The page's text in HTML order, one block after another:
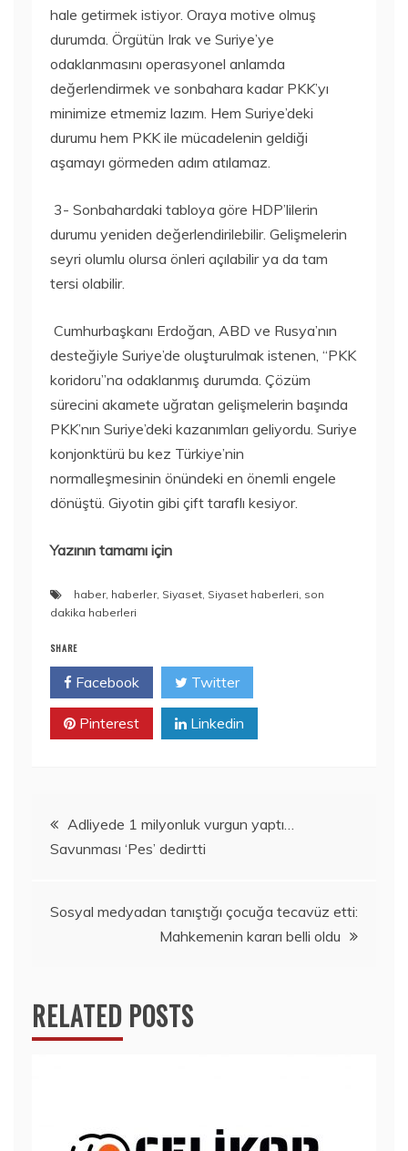
hale getirmek istiyor. Oraya motive olmuş
durumda. Örgütün Irak ve Suriye’ye
odaklanmasını operasyonel anlamda
değerlendirmek ve sonbahara kadar PKK’yı
minimize etmemiz lazım. Hem Suriye’deki
durumu hem PKK ile mücadelenin geldiği
aşamayı görmeden adım atılamaz.
3- Sonbahardaki tabloya göre HDP’lilerin
durumu yeniden değerlendirilebilir. Gelişmelerin
seyri olumlu olursa önleri açılabilir ya da tam
tersi olabilir.
Cumhurbaşkanı Erdoğan, ABD ve Rusya’nın
desteğiyle Suriye’de oluşturulmak istenen, “PKK
koridoru”na odaklanmış durumda. Çözüm
sürecini akamete uğratan gelişmelerin başında
PKK’nın Suriye’deki kazanımları geliyordu. Suriye
konjonktürü bu kez Türkiye’nin
normalleşmesinin önündeki en önemli engele
dönüştü. Giyotin gibi çift taraflı kesiyor.
Yazının tamamı için
haber, haberler, Siyaset, Siyaset haberleri, son
dakika haberleri
SHARE
Facebook Twitter
Pinterest Linkedin
Yazı
dolaşımı
Adliyede 1 milyonluk vurgun yaptı…
Savunması ‘Pes’ dedirtti
Sosyal medyadan tanıştığı çocuğa tecavüz etti:
Mahkemenin kararı belli oldu
RELATED POSTS